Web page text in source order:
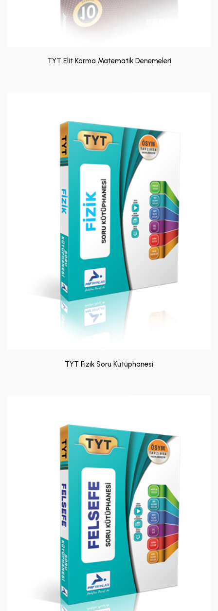
TYT Elit Karma Matematik Denemeleri
TYT Fizik Soru Kütüphanesi